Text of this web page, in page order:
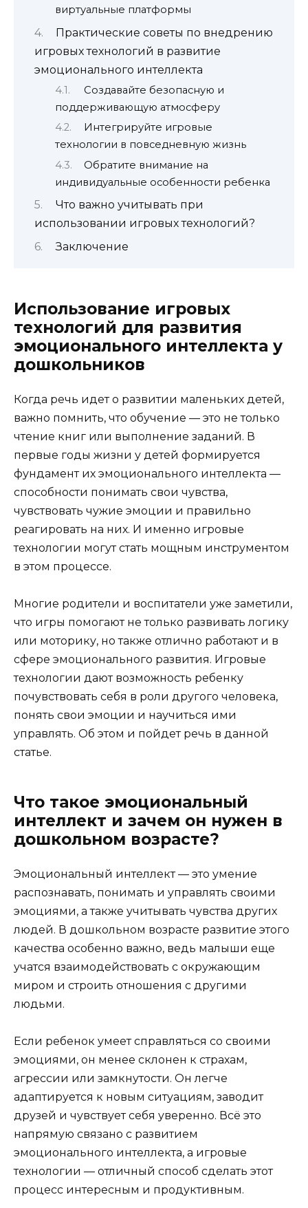
виртуальные платформы
Практические советы по внедрению
игровых технологий в развитие
эмоционального интеллекта
Создавайте безопасную и
поддерживающую атмосферу
Интегрируйте игровые
технологии в повседневную жизнь
Обратите внимание на
индивидуальные особенности ребенка
Что важно учитывать при
использовании игровых технологий?
Заключение
Использование игровых
технологий для развития
эмоционального интеллекта у
дошкольников
Когда речь идет о развитии маленьких детей,
важно помнить, что обучение — это не только
чтение книг или выполнение заданий. В
первые годы жизни у детей формируется
фундамент их эмоционального интеллекта —
способности понимать свои чувства,
чувствовать чужие эмоции и правильно
реагировать на них. И именно игровые
технологии могут стать мощным инструментом
в этом процессе.
Многие родители и воспитатели уже заметили,
что игры помогают не только развивать логику
или моторику, но также отлично работают и в
сфере эмоционального развития. Игровые
технологии дают возможность ребенку
почувствовать себя в роли другого человека,
понять свои эмоции и научиться ими
управлять. Об этом и пойдет речь в данной
статье.
Что такое эмоциональный
интеллект и зачем он нужен в
дошкольном возрасте?
Эмоциональный интеллект — это умение
распознавать, понимать и управлять своими
эмоциями, а также учитывать чувства других
людей. В дошкольном возрасте развитие этого
качества особенно важно, ведь малыши еще
учатся взаимодействовать с окружающим
миром и строить отношения с другими
людьми.
Если ребенок умеет справляться со своими
эмоциями, он менее склонен к страхам,
агрессии или замкнутости. Он легче
адаптируется к новым ситуациям, заводит
друзей и чувствует себя уверенно. Всё это
напрямую связано с развитием
эмоционального интеллекта, а игровые
технологии — отличный способ сделать этот
процесс интересным и продуктивным.